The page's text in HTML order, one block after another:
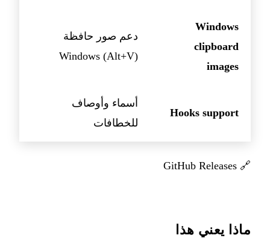
Windows
clipboard
images
دعم صور حافظة
Windows (Alt+V)
Hooks support
أسماء وأوصاف
للخطافات
🔗
GitHub Releases
ماذا يعني هذا